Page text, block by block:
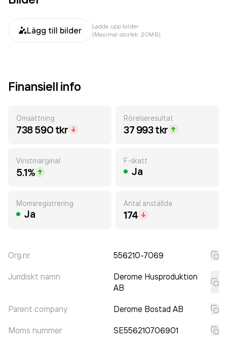
Lägg till bilder
Ladda upp bilder
(Maximal storlek: 20MB)
Finansiell info
Omsättning
738 590 tkr
Rörelseresultat
37 993 tkr
Vinstmarginal
5.1%
F-skatt
Ja
Momsregistrering
Ja
Antal anställda
174
Org.nr. 556210-7069
Juridiskt namn
Derome Husproduktion
AB
Parent company Derome Bostad AB
Moms nummer SE556210706901